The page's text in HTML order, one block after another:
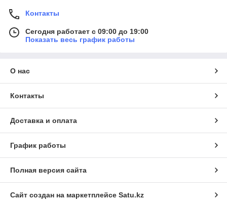
Контакты
Сегодня работает с 09:00 до 19:00
Показать весь график работы
О нас
Контакты
Доставка и оплата
График работы
Полная версия сайта
Сайт создан на маркетплейсе Satu.kz